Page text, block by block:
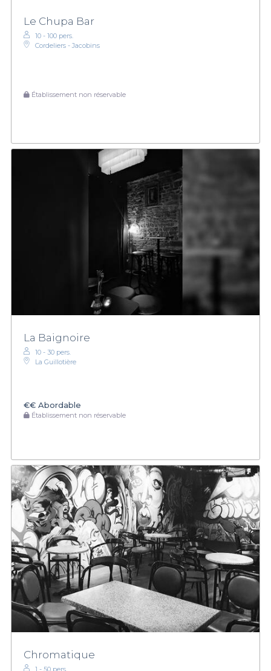
Le Chupa Bar
10 - 100 pers.
Cordeliers - Jacobins
Établissement non réservable
La Baignoire
10 - 30 pers.
La Guillotière
€€ Abordable
Établissement non réservable
Chromatique
1 - 50 pers.